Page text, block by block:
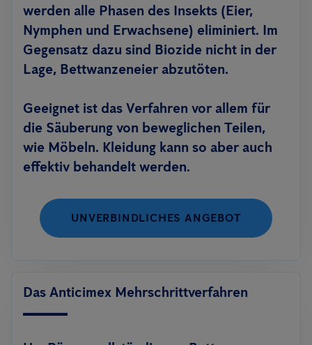
werden alle Phasen des Insekts (Eier,
Nymphen und Erwachsene) eliminiert. Im
Gegensatz dazu sind Biozide nicht in der
Lage, Bettwanzeneier abzutöten.
Geeignet ist das Verfahren vor allem für
die Säuberung von beweglichen Teilen,
wie Möbeln. Kleidung kann so aber auch
effektiv behandelt werden.
UNVERBINDLICHES ANGEBOT
Das Anticimex Mehrschrittverfahren